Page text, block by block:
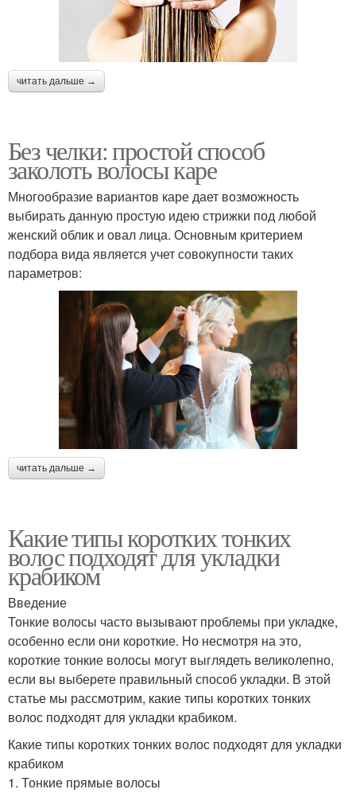
читать дальше →
Без челки: простой способ
заколоть волосы каре
Многообразие вариантов каре дает возможность
выбирать данную простую идею стрижки под любой
женский облик и овал лица. Основным критерием
подбора вида является учет совокупности таких
параметров:
читать дальше →
Какие типы коротких тонких
волос подходят для укладки
крабиком
Введение
Тонкие волосы часто вызывают проблемы при укладке,
особенно если они короткие. Но несмотря на это,
короткие тонкие волосы могут выглядеть великолепно,
если вы выберете правильный способ укладки. В этой
статье мы рассмотрим, какие типы коротких тонких
волос подходят для укладки крабиком.
Какие типы коротких тонких волос подходят для укладки
крабиком
1. Тонкие прямые волосы